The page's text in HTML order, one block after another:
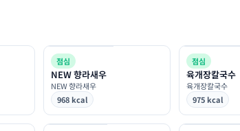
점심
NEW 향라새우
NEW 향라새우
968 kcal
점심
육개장칼국수
육개장칼국수
975 kcal